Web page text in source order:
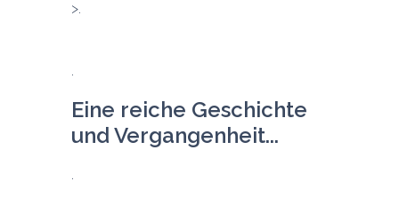
Eine reiche Geschichte
und Vergangenheit...